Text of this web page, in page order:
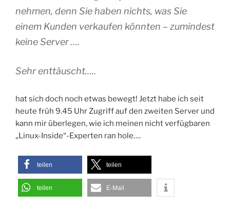
nehmen, denn Sie haben nichts, was Sie
einem Kunden verkaufen könnten – zumindest
keine Server ….
Sehr enttäuscht…..
hat sich doch noch etwas bewegt! Jetzt habe ich seit
heute früh 9.45 Uhr Zugriff auf den zweiten Server und
kann mir überlegen, wie ich meinen nicht verfügbaren
„Linux-Inside“-Experten ran hole….
teilen teilen
teilen E-Mail